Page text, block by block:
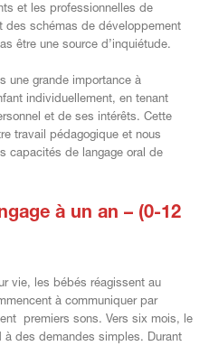
et les professionnelles de
des schémas de développement
être une source d’inquiétude.
une grande importance à
individuellement, en tenant
et de ses intérêts. Cette
travail pédagogique et nous
capacités de langage oral de
à un an – (0-12
vie, les bébés réagissent au
à communiquer par
premiers sons. Vers six mois, le
à des demandes simples. Durant